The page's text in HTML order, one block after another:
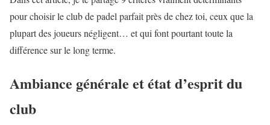
pour choisir le club de padel parfait près de chez toi, ceux que la
plupart des joueurs négligent… et qui font pourtant toute la
différence sur le long terme.
Ambiance générale et état d’esprit du
club